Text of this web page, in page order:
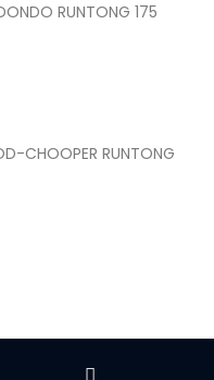
RUNTONG 175
CHOOPER RUNTONG